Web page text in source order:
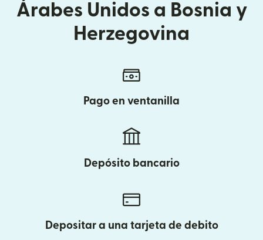
Árabes Unidos a Bosnia y
Herzegovina
Pago en ventanilla
Depósito bancario
Depositar a una tarjeta de debito